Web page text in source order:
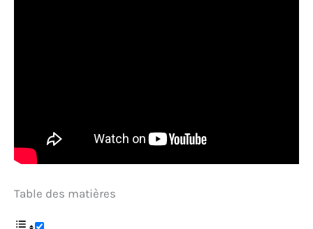
Table des matières